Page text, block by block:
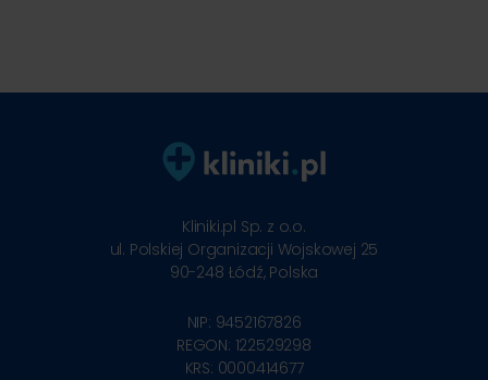
Kliniki.pl Sp. z o.o.
ul. Polskiej Organizacji Wojskowej 25
90-248 Łódź, Polska
NIP: 9452167826
REGON: 122529298
KRS: 0000414677